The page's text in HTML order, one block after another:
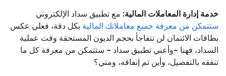
خدمة إدارة المعاملات المالية: مع تطبيق سداد الإلكتروني
ستتمكن من معرفة جميع معاملاتك المالية بكل دقة، فعلي عكس
بطاقات الائتمان لن تتفاجأ بحجم الديون المستحقة وقت عملية
السداد، فهنا –وأعني تطبيق سداد – ستتمكن من معرفة كل ما
تنفقه بالتفصيل، وأين تم إنفاقه، ومتي؟